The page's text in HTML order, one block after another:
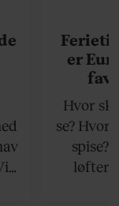
er
Hvor
se? Hvor
spise?
løfter